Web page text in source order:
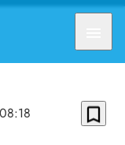
08:18 bookmark_border